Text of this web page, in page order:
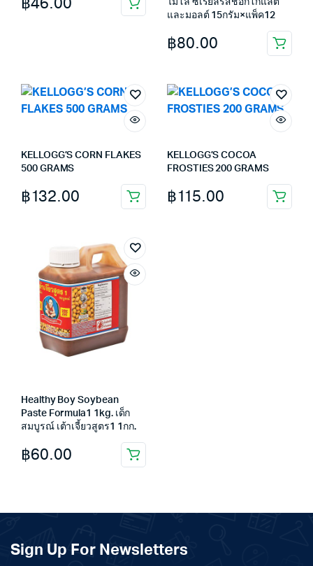
ไมโล ซีเรียลรสช็อกโกแลต
และมอลต์ 15กรัม×แพ็ค12
฿80.00
KELLOGG’S CORN FLAKES
500 GRAMS
฿132.00
KELLOGG’S COCOA
FROSTIES 200 GRAMS
฿115.00
Healthy Boy Soybean
Paste Formula1 1kg. เด็ก
สมบูรณ์ เต้าเจี้ยวสูตร1 1กก.
฿60.00
Sign Up For Newsletters